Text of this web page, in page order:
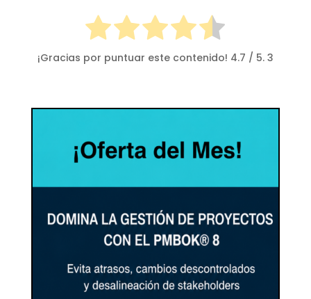
¡Gracias por puntuar este contenido! 4.7 / 5. 3